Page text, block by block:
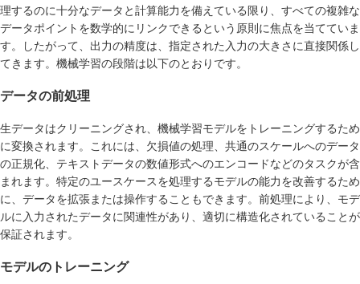
理するのに十分なデータと計算能力を備えている限り、すべての複雑な
データポイントを数学的にリンクできるという原則に焦点を当てていま
す。したがって、出力の精度は、指定された入力の大きさに直接関係し
てきます。機械学習の段階は以下のとおりです。
データの前処理
生データはクリーニングされ、機械学習モデルをトレーニングするため
に変換されます。これには、欠損値の処理、共通のスケールへのデータ
の正規化、テキストデータの数値形式へのエンコードなどのタスクが含
まれます。特定のユースケースを処理するモデルの能力を改善するため
に、データを拡張または操作することもできます。前処理により、モデ
ルに入力されたデータに関連性があり、適切に構造化されていることが
保証されます。
モデルのトレーニング